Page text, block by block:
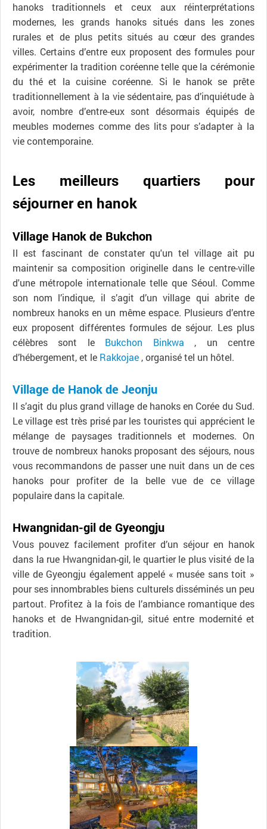
hanoks traditionnels et ceux aux réinterprétations
modernes, les grands hanoks situés dans les zones
rurales et de plus petits situés au cœur des grandes
villes. Certains d’entre eux proposent des formules pour
expérimenter la tradition coréenne telle que la cérémonie
du thé et la cuisine coréenne. Si le hanok se prête
traditionnellement à la vie sédentaire, pas d’inquiétude à
avoir, nombre d’entre-eux sont désormais équipés de
meubles modernes comme des lits pour s’adapter à la
vie contemporaine.
Les meilleurs quartiers pour
séjourner en hanok
Village Hanok de Bukchon
Il est fascinant de constater qu'un tel village ait pu
maintenir sa composition originelle dans le centre-ville
d'une métropole internationale telle que Séoul. Comme
son nom l’indique, il s’agit d’un village qui abrite de
nombreux hanoks en un même espace. Plusieurs d’entre
eux proposent différentes formules de séjour. Les plus
célèbres sont le Bukchon Binkwa , un centre
d’hébergement, et le Rakkojae, organisé tel un hôtel.
Village de Hanok de Jeonju
Il s’agit du plus grand village de hanoks en Corée du Sud.
Le village est très prisé par les touristes qui apprécient le
mélange de paysages traditionnels et modernes. On
trouve de nombreux hanoks proposant des séjours, nous
vous recommandons de passer une nuit dans un de ces
hanoks pour profiter de la belle vue de ce village
populaire dans la capitale.
Hwangnidan-gil de Gyeongju
Vous pouvez facilement profiter d’un séjour en hanok
dans la rue Hwangnidan-gil, le quartier le plus visité de la
ville de Gyeongju également appelé « musée sans toit »
pour ses innombrables biens culturels disséminés un peu
partout. Profitez à la fois de l’ambiance romantique des
hanoks et de Hwangnidan-gil, situé entre modernité et
tradition.